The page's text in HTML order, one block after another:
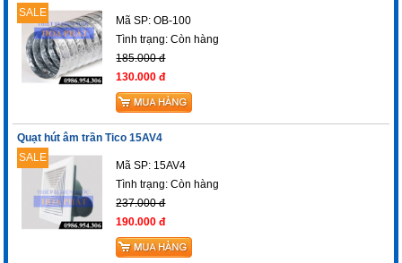
SALE
Mã SP: OB-100
Tình trạng:Còn hàng
185.000 đ
130.000 đ
Quạt hút âm trần Tico 15AV4
SALE
Mã SP: 15AV4
Tình trạng:Còn hàng
237.000 đ
190.000 đ